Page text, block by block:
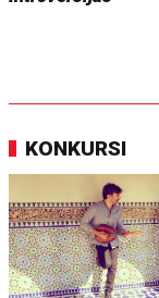
KONKURSI